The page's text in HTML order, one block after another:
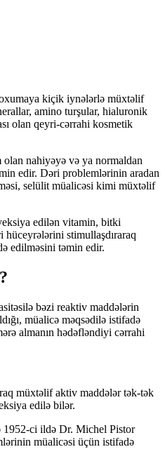
kiçik iynələrlə müxtəlif
amino turşular, hialuronik
olan qeyri-cərrahi kosmetik
nahiyəyə və ya normaldan
edir. Dəri problemlərinin aradan
selülit müalicəsi kimi müxtəlif
edilən vitamin, bitki
hüceyrələrini stimullaşdıraraq
edilməsini təmin edir.
bəzi reaktiv maddələrin
müalicə məqsədilə istifadə
almanın hədəfləndiyi cərrahi
müxtəlif aktiv maddələr tək-tək
edilə bilər.
1952-ci ildə Dr. Michel Pistor
müalicəsi üçün istifadə